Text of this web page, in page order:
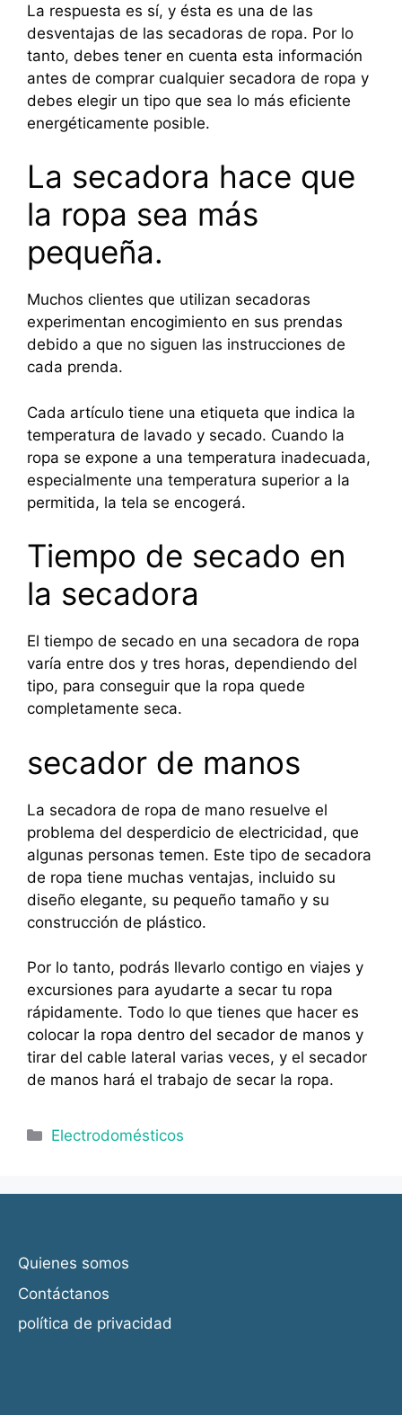
La respuesta es sí, y ésta es una de las
desventajas de las secadoras de ropa. Por lo
tanto, debes tener en cuenta esta información
antes de comprar cualquier secadora de ropa y
debes elegir un tipo que sea lo más eficiente
energéticamente posible.
La secadora hace que
la ropa sea más
pequeña.
Muchos clientes que utilizan secadoras
experimentan encogimiento en sus prendas
debido a que no siguen las instrucciones de
cada prenda.
Cada artículo tiene una etiqueta que indica la
temperatura de lavado y secado. Cuando la
ropa se expone a una temperatura inadecuada,
especialmente una temperatura superior a la
permitida, la tela se encogerá.
Tiempo de secado en
la secadora
El tiempo de secado en una secadora de ropa
varía entre dos y tres horas, dependiendo del
tipo, para conseguir que la ropa quede
completamente seca.
secador de manos
La secadora de ropa de mano resuelve el
problema del desperdicio de electricidad, que
algunas personas temen. Este tipo de secadora
de ropa tiene muchas ventajas, incluido su
diseño elegante, su pequeño tamaño y su
construcción de plástico.
Por lo tanto, podrás llevarlo contigo en viajes y
excursiones para ayudarte a secar tu ropa
rápidamente. Todo lo que tienes que hacer es
colocar la ropa dentro del secador de manos y
tirar del cable lateral varias veces, y el secador
de manos hará el trabajo de secar la ropa.
Categorías
Electrodomésticos
Quienes somos
Contáctanos
política de privacidad